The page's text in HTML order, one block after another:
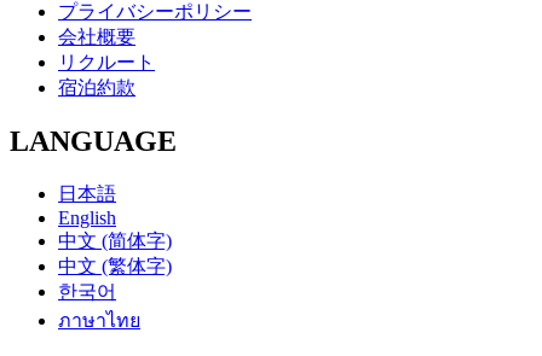
プライバシーポリシー
会社概要
リクルート
宿泊約款
LANGUAGE
日本語
English
中文 (简体字)
中文 (繁体字)
한국어
ภาษาไทย